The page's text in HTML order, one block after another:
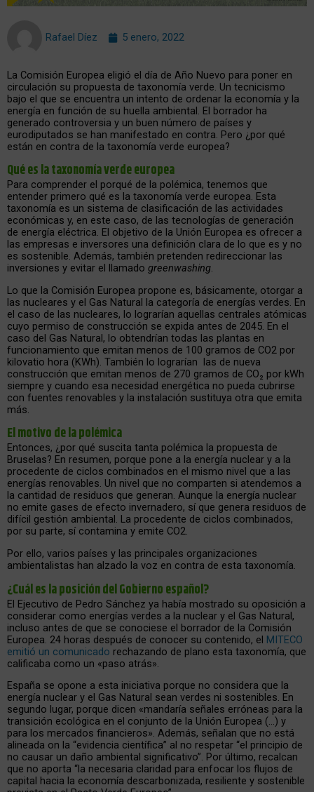
Rafael Díez 5 enero, 2022
La Comisión Europea eligió el día de Año Nuevo para poner en
circulación su propuesta de taxonomía verde. Un tecnicismo
bajo el que se encuentra un intento de ordenar la economía y la
energía en función de su huella ambiental. El borrador ha
generado controversia y un buen número de países y
eurodiputados se han manifestado en contra. Pero ¿por qué
están en contra de la taxonomía verde europea?
Qué es la taxonomía verde europea
Para comprender el porqué de la polémica, tenemos que
entender primero qué es la taxonomía verde europea. Esta
taxonomía es un sistema de clasificación de las actividades
económicas y, en este caso, de las tecnologías de generación
de energía eléctrica. El objetivo de la Unión Europea es ofrecer a
las empresas e inversores una definición clara de lo que es y no
es sostenible. Además, también pretenden redireccionar las
inversiones y evitar el llamado greenwashing.
Lo que la Comisión Europea propone es, básicamente, otorgar a
las nucleares y el Gas Natural la categoría de energías verdes. En
el caso de las nucleares, lo lograrían aquellas centrales atómicas
cuyo permiso de construcción se expida antes de 2045. En el
caso del Gas Natural, lo obtendrían todas las plantas en
funcionamiento que emitan menos de 100 gramos de CO2 por
kilovatio hora (KWh). También lo lograrían las de nueva
construcción que emitan menos de 270 gramos de CO₂ por kWh
siempre y cuando esa necesidad energética no pueda cubrirse
con fuentes renovables y la instalación sustituya otra que emita
más.
El motivo de la polémica
Entonces, ¿por qué suscita tanta polémica la propuesta de
Bruselas? En resumen, porque pone a la energía nuclear y a la
procedente de ciclos combinados en el mismo nivel que a las
energías renovables. Un nivel que no comparten si atendemos a
la cantidad de residuos que generan. Aunque la energía nuclear
no emite gases de efecto invernadero, sí que genera residuos de
difícil gestión ambiental. La procedente de ciclos combinados,
por su parte, sí contamina y emite CO2.
Por ello, varios países y las principales organizaciones
ambientalistas han alzado la voz en contra de esta taxonomía.
¿Cuál es la posición del Gobierno español?
El Ejecutivo de Pedro Sánchez ya había mostrado su oposición a
considerar como energías verdes a la nuclear y el Gas Natural,
incluso antes de que se conociese el borrador de la Comisión
Europea. 24 horas después de conocer su contenido, el MITECO
emitió un comunicado rechazando de plano esta taxonomía, que
calificaba como un «paso atrás».
España se opone a esta iniciativa porque no considera que la
energía nuclear y el Gas Natural sean verdes ni sostenibles. En
segundo lugar, porque dicen «mandaría señales erróneas para la
transición ecológica en el conjunto de la Unión Europea (…) y
para los mercados financieros». Además, señalan que no está
alineada on la “evidencia científica” al no respetar “el principio de
no causar un daño ambiental significativo”. Por último, recalcan
que no aporta “la necesaria claridad para enfocar los flujos de
capital hacia la economía descarbonizada, resiliente y sostenible